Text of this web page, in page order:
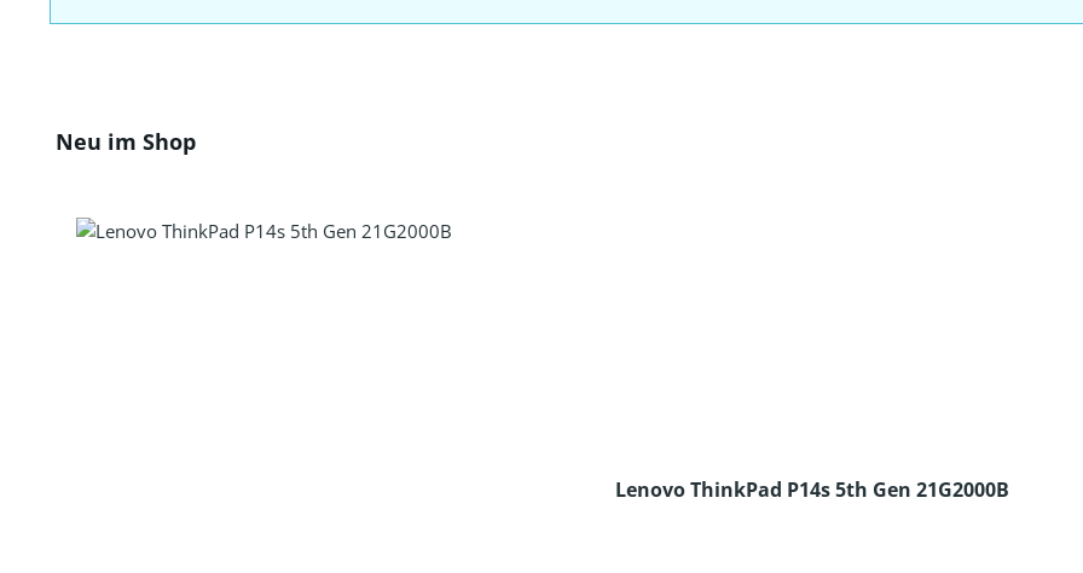
Produktgalerie überspringen
Neu im Shop
Lenovo ThinkPad P14s 5th Gen 21G2000B